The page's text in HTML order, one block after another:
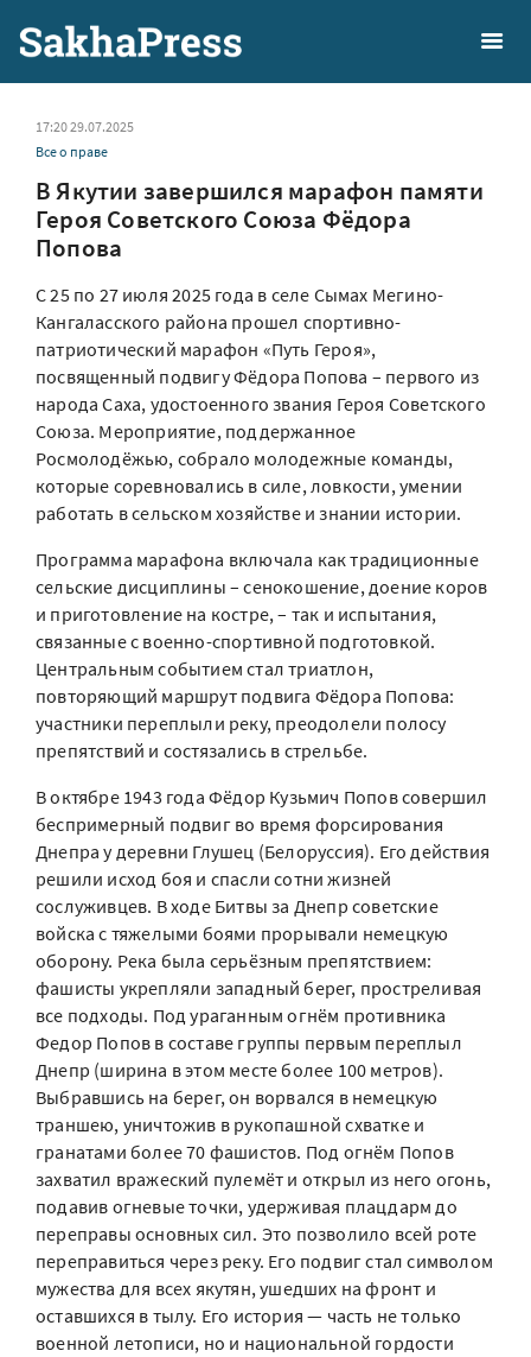
17:20 29.07.2025
Все о праве
В Якутии завершился марафон памяти
Героя Советского Союза Фёдора
Попова
С 25 по 27 июля 2025 года в селе Сымах Мегино-
Кангаласского района прошел спортивно-
патриотический марафон «Путь Героя»,
посвященный подвигу Фёдора Попова – первого из
народа Саха, удостоенного звания Героя Советского
Союза. Мероприятие, поддержанное
Росмолодёжью, собрало молодежные команды,
которые соревновались в силе, ловкости, умении
работать в сельском хозяйстве и знании истории.
Программа марафона включала как традиционные
сельские дисциплины – сенокошение, доение коров
и приготовление на костре, – так и испытания,
связанные с военно-спортивной подготовкой.
Центральным событием стал триатлон,
повторяющий маршрут подвига Фёдора Попова:
участники переплыли реку, преодолели полосу
препятствий и состязались в стрельбе.
В октябре 1943 года Фёдор Кузьмич Попов совершил
беспримерный подвиг во время форсирования
Днепра у деревни Глушец (Белоруссия). Его действия
решили исход боя и спасли сотни жизней
сослуживцев. В ходе Битвы за Днепр советские
войска с тяжелыми боями прорывали немецкую
оборону. Река была серьёзным препятствием:
фашисты укрепляли западный берег, простреливая
все подходы. Под ураганным огнём противника
Федор Попов в составе группы первым переплыл
Днепр (ширина в этом месте более 100 метров).
Выбравшись на берег, он ворвался в немецкую
траншею, уничтожив в рукопашной схватке и
гранатами более 70 фашистов. Под огнём Попов
захватил вражеский пулемёт и открыл из него огонь,
подавив огневые точки, удерживая плацдарм до
переправы основных сил. Это позволило всей роте
переправиться через реку. Его подвиг стал символом
мужества для всех якутян, ушедших на фронт и
оставшихся в тылу. Его история — часть не только
военной летописи, но и национальной гордости